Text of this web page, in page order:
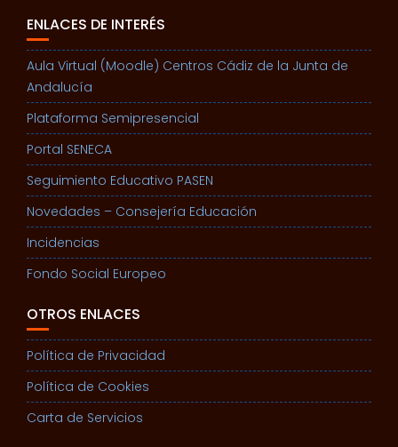
ENLACES DE INTERÉS
Aula Virtual (Moodle) Centros Cádiz de la Junta de
Andalucía
Plataforma Semipresencial
Portal SENECA
Seguimiento Educativo PASEN
Novedades – Consejería Educación
Incidencias
Fondo Social Europeo
OTROS ENLACES
Política de Privacidad
Política de Cookies
Carta de Servicios